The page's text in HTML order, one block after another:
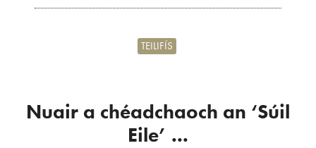
Nuair a chéadchaoch an ‘Súil
Eile’ ...
TEILIFÍS